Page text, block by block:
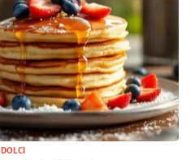
DOLCI